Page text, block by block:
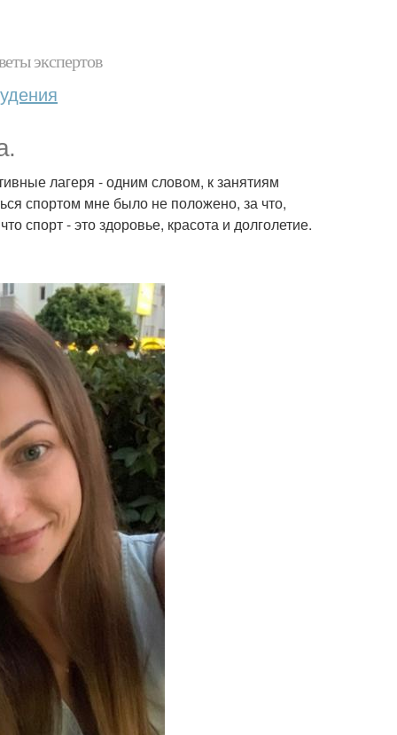
экспертов
лагеря - одним словом, к занятиям
спортом мне было не положено, за что,
спорт - это здоровье, красота и долголетие.